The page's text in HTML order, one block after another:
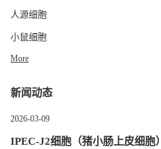
人源细胞
小鼠细胞
More
新闻动态
2026-03-09
IPEC-J2细胞（猪小肠上皮细胞）